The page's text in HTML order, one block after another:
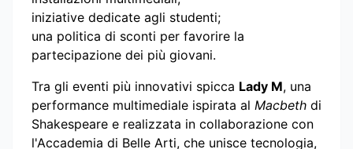
iniziative dedicate agli studenti;
una politica di sconti per favorire la
partecipazione dei più giovani.
Tra gli eventi più innovativi spicca Lady M, una
performance multimediale ispirata al Macbeth di
Shakespeare e realizzata in collaborazione con
l'Accademia di Belle Arti, che unisce tecnologia,